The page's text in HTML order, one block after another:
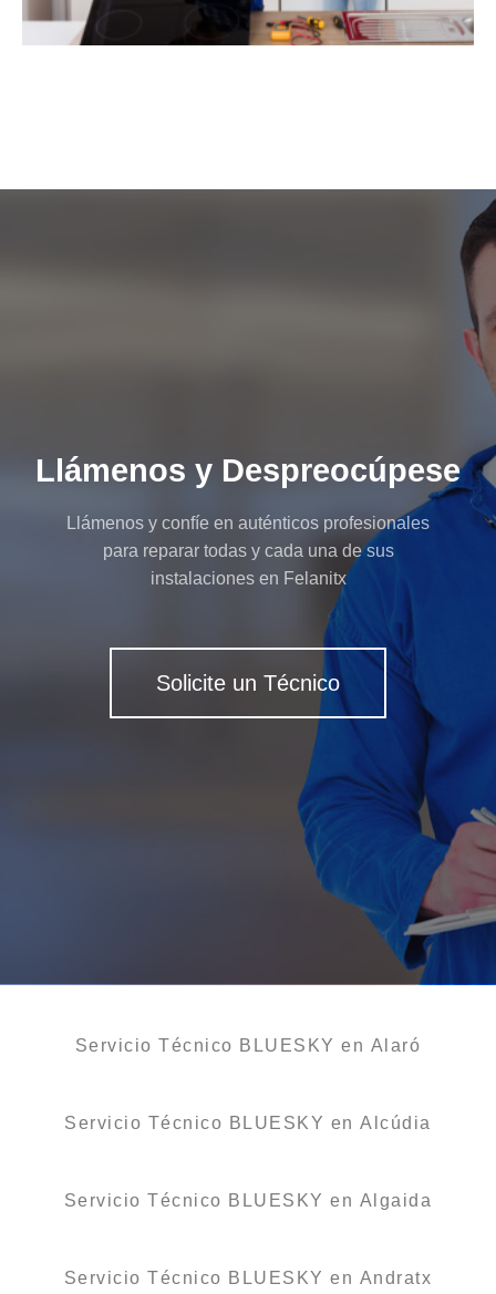
Llámenos y Despreocúpese
Llámenos y confíe en auténticos profesionales
para reparar todas y cada una de sus
instalaciones en Felanitx
Solicite un Técnico
Servicio Técnico BLUESKY en Alaró
Servicio Técnico BLUESKY en Alcúdia
Servicio Técnico BLUESKY en Algaida
Servicio Técnico BLUESKY en Andratx